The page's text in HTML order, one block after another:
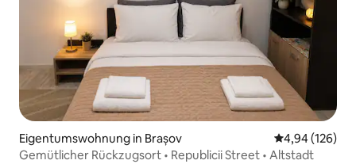
Eigentumswohnung in Brașov
4,94 (126)
Gemütlicher Rückzugsort • Republicii Street • Altstadt